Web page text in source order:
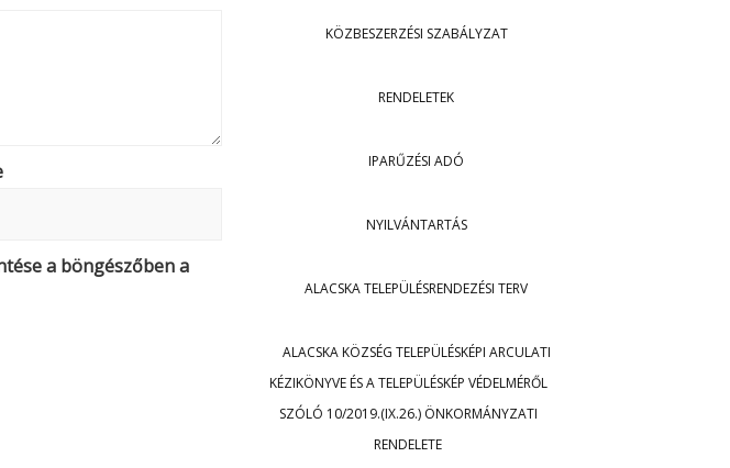
a böngészőben a
KÖZBESZERZÉSI SZABÁLYZAT
RENDELETEK
IPARŰZÉSI ADÓ
NYILVÁNTARTÁS
ALACSKA TELEPÜLÉSRENDEZÉSI TERV
ALACSKA KÖZSÉG TELEPÜLÉSKÉPI ARCULATI
KÉZIKÖNYVE ÉS A TELEPÜLÉSKÉP VÉDELMÉRŐL
SZÓLÓ 10/2019.(IX.26.) ÖNKORMÁNYZATI
RENDELETE